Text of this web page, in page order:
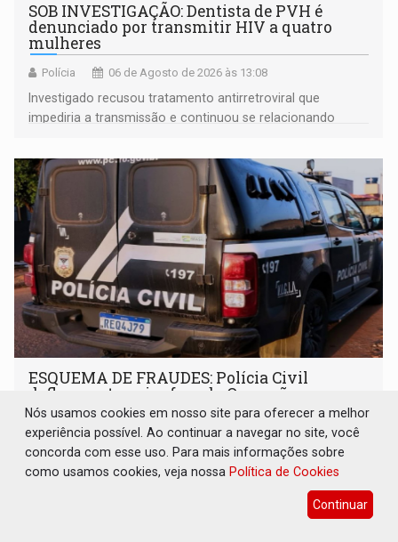
SOB INVESTIGAÇÃO: Dentista de PVH é
denunciado por transmitir HIV a quatro
mulheres
Polícia 06 de Agosto de 2026 às 13:08
Investigado recusou tratamento antirretroviral que
impediria a transmissão e continuou se relacionando
ESQUEMA DE FRAUDES: Polícia Civil
deflagra a terceira fase da Operação
Contemplados
Polícia 06 de Agosto de 2026 às 12:44
Polícia Civil orienta os consumidores a verificarem
Nós usamos cookies em nosso site para oferecer a melhor
experiência possível. Ao continuar a navegar no site, você
concorda com esse uso. Para mais informações sobre
como usamos cookies, veja nossa Política de Cookies
Continuar